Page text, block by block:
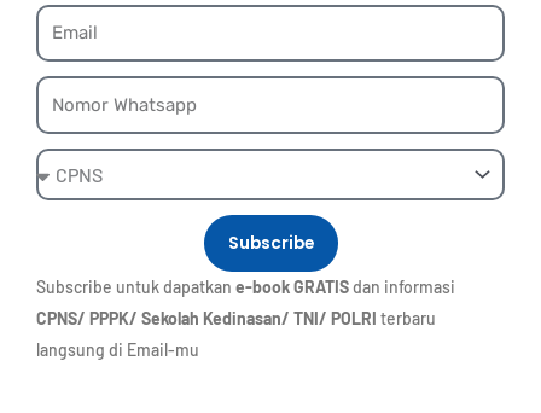
Email
Whatsapp
Ebook
Subscribe
Subscribe untuk dapatkan e-book GRATISdan informasi
CPNS/ PPPK/ Sekolah Kedinasan/ TNI/ POLRI terbaru
langsung di Email-mu